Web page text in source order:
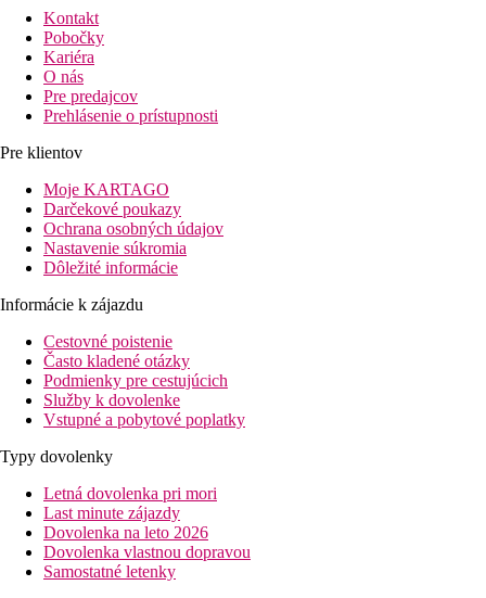
Kontakt
Pobočky
Kariéra
O nás
Pre predajcov
Prehlásenie o prístupnosti
Pre klientov
Moje KARTAGO
Darčekové poukazy
Ochrana osobných údajov
Nastavenie súkromia
Dôležité informácie
Informácie k zájazdu
Cestovné poistenie
Často kladené otázky
Podmienky pre cestujúcich
Služby k dovolenke
Vstupné a pobytové poplatky
Typy dovolenky
Letná dovolenka pri mori
Last minute zájazdy
Dovolenka na leto 2026
Dovolenka vlastnou dopravou
Samostatné letenky